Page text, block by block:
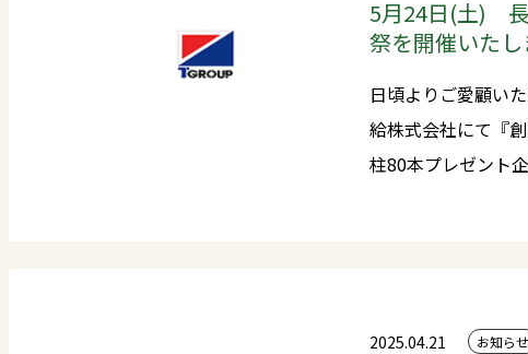
5月24日(土)
祭を開催いたし
日頃よりご愛顧いただき感謝申
給株式会社にて『
柱80本プレゼント
2025.04.21 お知らせ